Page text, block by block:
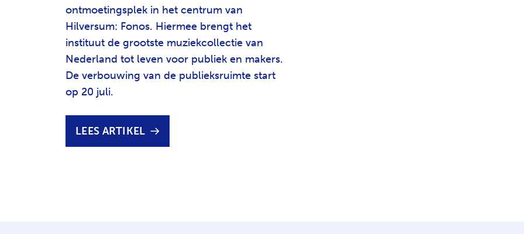
ontmoetingsplek in het centrum van
Hilversum: Fonos. Hiermee brengt het
instituut de grootste muziekcollectie van
Nederland tot leven voor publiek en makers.
De verbouwing van de publieksruimte start
op 20 juli.
LEES ARTIKEL